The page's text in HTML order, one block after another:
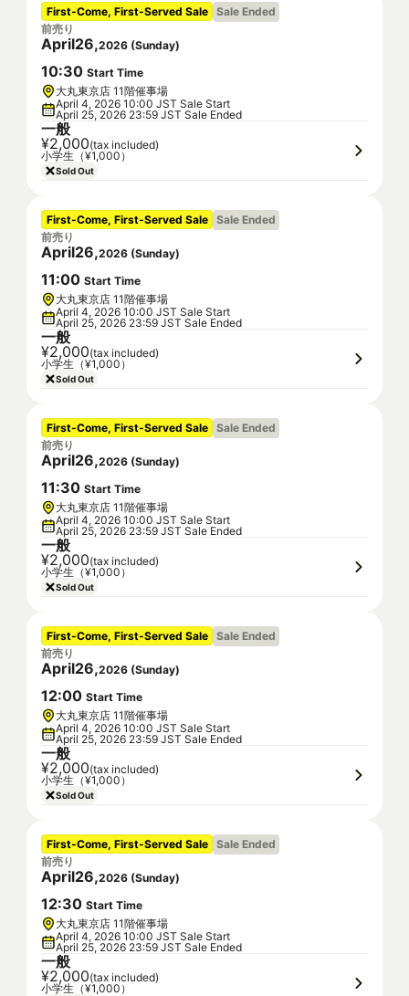
First-Come, First-Served Sale Sale Ended
前売り
April26,2026 (Sunday)
10:30 Start Time
大丸東京店 11階催事場
April 4, 2026 10:00 JST Sale Start
April 25, 2026 23:59 JST Sale Ended
一般
¥2,000(tax included)
小学生（¥1,000）
Sold Out
First-Come, First-Served Sale Sale Ended
前売り
April26,2026 (Sunday)
11:00 Start Time
大丸東京店 11階催事場
April 4, 2026 10:00 JST Sale Start
April 25, 2026 23:59 JST Sale Ended
一般
¥2,000(tax included)
小学生（¥1,000）
Sold Out
First-Come, First-Served Sale Sale Ended
前売り
April26,2026 (Sunday)
11:30 Start Time
大丸東京店 11階催事場
April 4, 2026 10:00 JST Sale Start
April 25, 2026 23:59 JST Sale Ended
一般
¥2,000(tax included)
小学生（¥1,000）
Sold Out
First-Come, First-Served Sale Sale Ended
前売り
April26,2026 (Sunday)
12:00 Start Time
大丸東京店 11階催事場
April 4, 2026 10:00 JST Sale Start
April 25, 2026 23:59 JST Sale Ended
一般
¥2,000(tax included)
小学生（¥1,000）
Sold Out
First-Come, First-Served Sale Sale Ended
前売り
April26,2026 (Sunday)
12:30 Start Time
大丸東京店 11階催事場
April 4, 2026 10:00 JST Sale Start
April 25, 2026 23:59 JST Sale Ended
一般
¥2,000(tax included)
小学生（¥1,000）